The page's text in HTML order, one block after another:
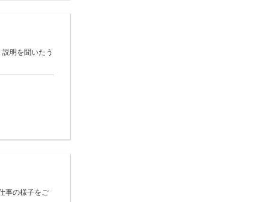
明を聞いたう
事の様子をご